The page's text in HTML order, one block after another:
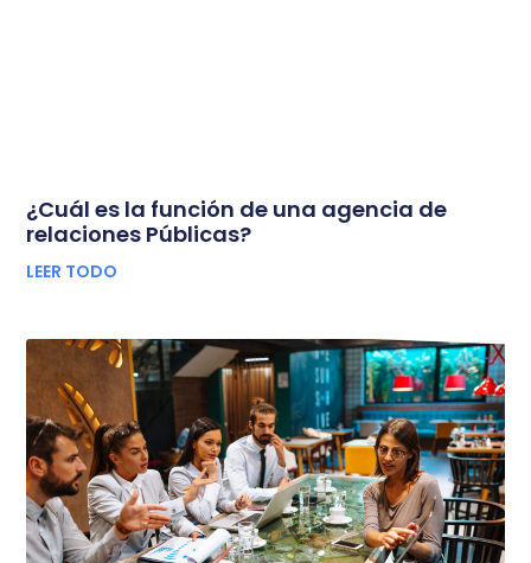
¿Cuál es la función de una agencia de
relaciones Públicas?
LEER TODO